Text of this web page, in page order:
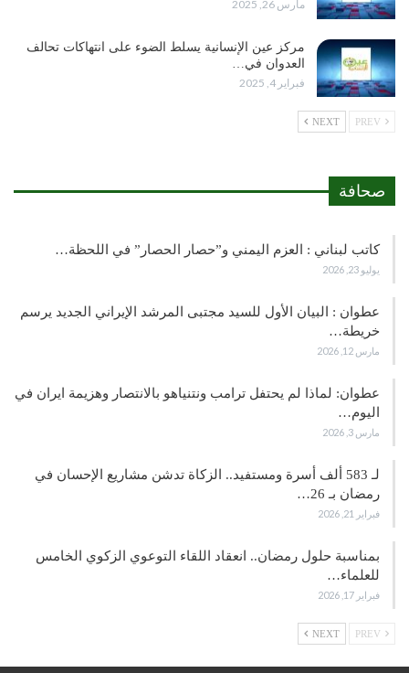
مارس 26, 2025
مركز عين الإنسانية يسلط الضوء على انتهاكات تحالف
العدوان في…
فبراير 4, 2025
NEXT
صحافة
كاتب لبناني : العزم اليمني و”حصار الحصار” في اللحظة…
يوليو 23, 2026
عطوان : البيان الأول للسيد مجتبى المرشد الإيراني الجديد يرسم
خريطة…
مارس 12, 2026
عطوان: لماذا لم يحتفل ترامب ونتنياهو بالانتصار وهزيمة ايران في
اليوم…
مارس 3, 2026
لـ 583 ألف أسرة ومستفيد.. الزكاة تدشن مشاريع الإحسان في
رمضان بـ 26…
فبراير 21, 2026
بمناسبة حلول رمضان.. انعقاد اللقاء التوعوي الزكوي الخامس
للعلماء…
فبراير 17, 2026
NEXT